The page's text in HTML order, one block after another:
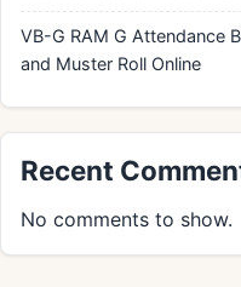
VB-G RAM G Attendance
and Muster Roll Online
Recent
No comments to show.